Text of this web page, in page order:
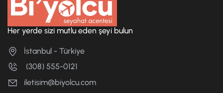
Her yerde sizi mutlu eden şeyi bulun
İstanbul - Türkiye
(308) 555-0121
iletisim@biyolcu.com